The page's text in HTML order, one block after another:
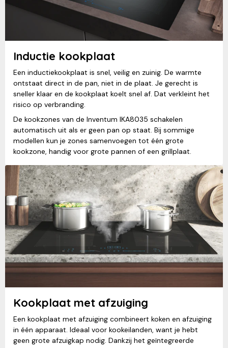
Inductie kookplaat
Een inductiekookplaat is snel, veilig en zuinig. De warmte
ontstaat direct in de pan, niet in de plaat. Je gerecht is
sneller klaar en de kookplaat koelt snel af. Dat verkleint het
risico op verbranding.
De kookzones van de Inventum IKA8035 schakelen
automatisch uit als er geen pan op staat. Bij sommige
modellen kun je zones samenvoegen tot één grote
kookzone, handig voor grote pannen of een grillplaat.
Kookplaat met afzuiging
Een kookplaat met afzuiging combineert koken en afzuiging
in één apparaat. Ideaal voor kookeilanden, want je hebt
geen grote afzuigkap nodig. Dankzij het geïntegreerde